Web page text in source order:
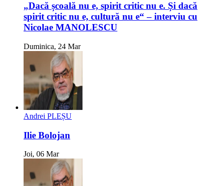
„Dacă școală nu e, spirit critic nu e. Și dacă
spirit critic nu e, cultură nu e“ – interviu cu
Nicolae MANOLESCU
Duminica, 24 Mar
Andrei PLEȘU
Ilie Bolojan
Joi, 06 Mar